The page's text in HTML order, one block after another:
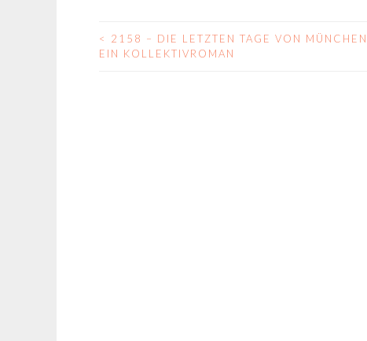
BEITRAGS-
<
2158 – DIE LETZTEN TAGE VON
EIN KOLLEKTIVROMAN